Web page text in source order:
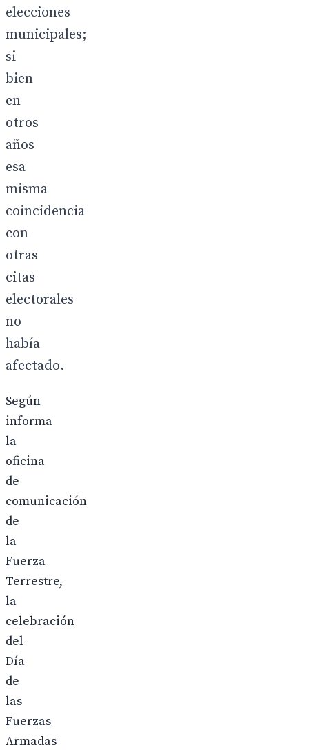
elecciones
municipales;
si
bien
en
otros
años
esa
misma
coincidencia
con
otras
citas
electorales
no
había
afectado.
Según
informa
la
oficina
de
comunicación
de
la
Fuerza
Terrestre,
la
celebración
del
Día
de
las
Fuerzas
Armadas